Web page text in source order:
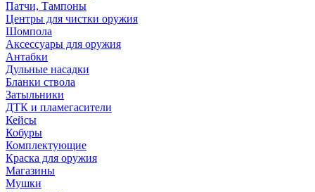
Патчи, Тампоны
Центры для чистки оружия
Шомпола
Аксессуары для оружия
Антабки
Дульные насадки
Бланки ствола
Затыльники
ДТК и пламегасители
Кейсы
Кобуры
Комплектующие
Краска для оружия
Магазины
Мушки